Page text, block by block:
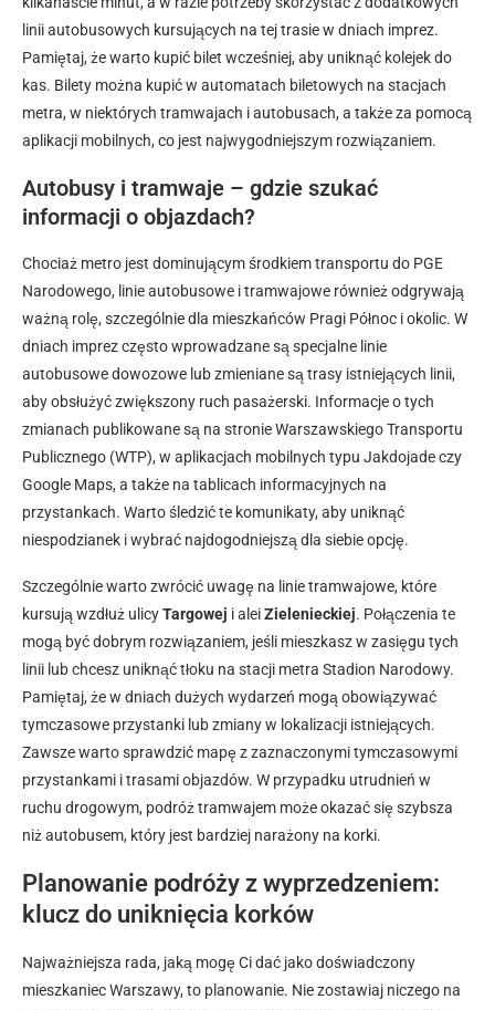
linii autobusowych kursujących na tej trasie w dniach imprez.
Pamiętaj, że warto kupić bilet wcześniej, aby uniknąć kolejek do
kas. Bilety można kupić w automatach biletowych na stacjach
metra, w niektórych tramwajach i autobusach, a także za pomocą
aplikacji mobilnych, co jest najwygodniejszym rozwiązaniem.
Autobusy i tramwaje – gdzie szukać
informacji o objazdach?
Chociaż metro jest dominującym środkiem transportu do PGE
Narodowego, linie autobusowe i tramwajowe również odgrywają
ważną rolę, szczególnie dla mieszkańców Pragi Północ i okolic. W
dniach imprez często wprowadzane są specjalne linie
autobusowe dowozowe lub zmieniane są trasy istniejących linii,
aby obsłużyć zwiększony ruch pasażerski. Informacje o tych
zmianach publikowane są na stronie Warszawskiego Transportu
Publicznego (WTP), w aplikacjach mobilnych typu Jakdojade czy
Google Maps, a także na tablicach informacyjnych na
przystankach. Warto śledzić te komunikaty, aby uniknąć
niespodzianek i wybrać najdogodniejszą dla siebie opcję.
Szczególnie warto zwrócić uwagę na linie tramwajowe, które
kursują wzdłuż ulicyTargowej i aleiZielenieckiej. Połączenia te
mogą być dobrym rozwiązaniem, jeśli mieszkasz w zasięgu tych
linii lub chcesz uniknąć tłoku na stacji metra Stadion Narodowy.
Pamiętaj, że w dniach dużych wydarzeń mogą obowiązywać
tymczasowe przystanki lub zmiany w lokalizacji istniejących.
Zawsze warto sprawdzić mapę z zaznaczonymi tymczasowymi
przystankami i trasami objazdów. W przypadku utrudnień w
ruchu drogowym, podróż tramwajem może okazać się szybsza
niż autobusem, który jest bardziej narażony na korki.
Planowanie podróży z wyprzedzeniem:
klucz do uniknięcia korków
Najważniejsza rada, jaką mogę Ci dać jako doświadczony
mieszkaniec Warszawy, to planowanie. Nie zostawiaj niczego na